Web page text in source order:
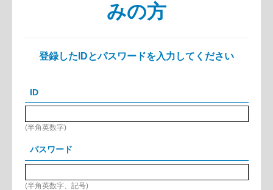
みの方
登録したIDとパスワードを入力してください
ID
(半角英数字)
パスワード
(半角英数字、記号)